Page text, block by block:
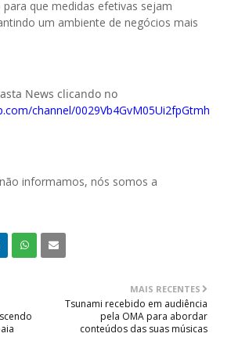
que medidas efetivas sejam
um ambiente de negócios mais
News clicando no
channel/0029Vb4GvM05Ui2fpGtmh
informamos, nós somos a
MAIS RECENTES
Tsunami recebido em audiência
pela OMA para abordar
conteúdos das suas músicas